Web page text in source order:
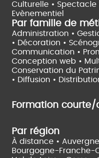
Culturelle • Spectacle
Evènementiel
Par famille de
Administration •
• Décoration •
Communication •
Conception web •
Conservation du
• Diffusion •
Formation
Par région
À distance •
Bourgogne-Franche-